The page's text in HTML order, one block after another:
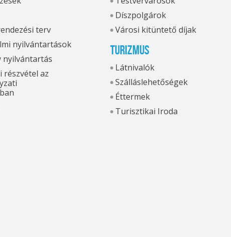
terv
nyilvántartások
nyilvántartás
részvétel az
Díszpolgárok
Városi kitüntető díjak
Turizmus
Látnivalók
Szálláslehetőségek
Éttermek
Turisztikai Iroda